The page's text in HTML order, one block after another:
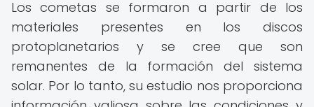
Los cometas se formaron a partir de los
materiales presentes en los discos
protoplanetarios y se cree que son
remanentes de la formación del sistema
solar. Por lo tanto, su estudio nos proporciona